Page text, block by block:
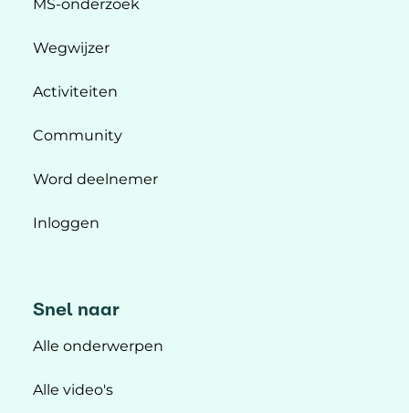
MS-onderzoek
Wegwijzer
Activiteiten
Community
Word deelnemer
Inloggen
Snel naar
Alle onderwerpen
Alle video's